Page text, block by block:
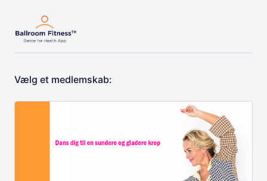
Vælg et medlemskab: